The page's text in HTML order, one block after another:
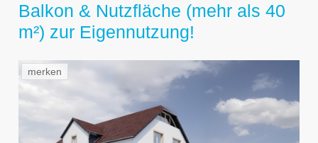
Balkon & Nutzfläche (mehr als 40
m²) zur Eigennutzung!
merken